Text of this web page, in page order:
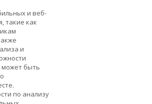
и веб-
такие как
и
может быть
по анализу